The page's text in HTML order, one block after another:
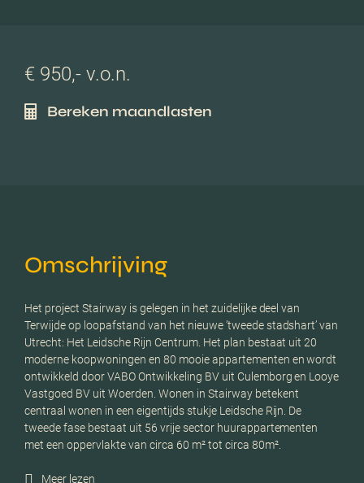
€ 950,- v.o.n.
Bereken maandlasten
Omschrijving
Het project Stairway is gelegen in het zuidelijke deel van
Terwijde op loopafstand van het nieuwe ’tweede stadshart’ van
Utrecht: Het Leidsche Rijn Centrum. Het plan bestaat uit 20
moderne koopwoningen en 80 mooie appartementen en wordt
ontwikkeld door VABO Ontwikkeling BV uit Culemborg en Looye
Vastgoed BV uit Woerden. Wonen in Stairway betekent
centraal wonen in een eigentijds stukje Leidsche Rijn. De
tweede fase bestaat uit 56 vrije sector huurappartementen
met een oppervlakte van circa 60 m² tot circa 80m².
Meer lezen